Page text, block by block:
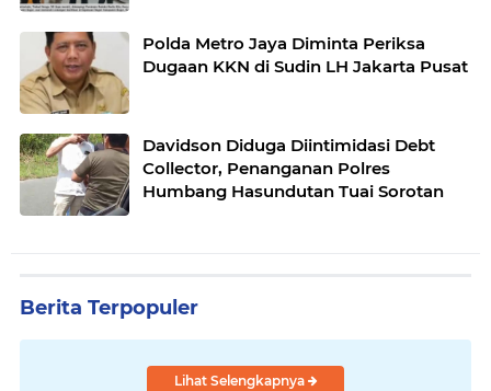
Polda Metro Jaya Diminta Periksa
Dugaan KKN di Sudin LH Jakarta Pusat
Davidson Diduga Diintimidasi Debt
Collector, Penanganan Polres
Humbang Hasundutan Tuai Sorotan
Berita Terpopuler
Lihat Selengkapnya